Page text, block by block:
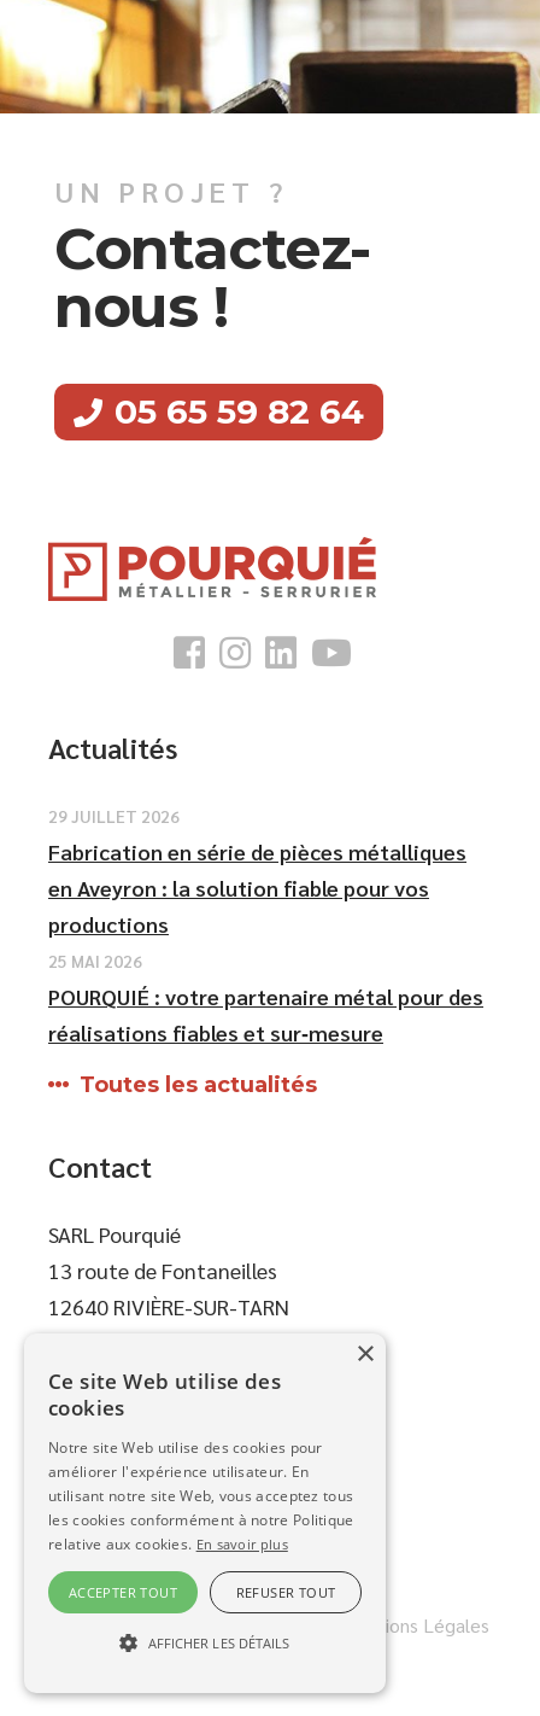
UN PROJET ?
Contactez-
nous !
05 65 59 82 64
Actualités
29 JUILLET 2026
Fabrication en série de pièces métalliques
en Aveyron : la solution fiable pour vos
productions
25 MAI 2026
POURQUIÉ : votre partenaire métal pour des
réalisations fiables et sur‑mesure
Toutes les actualités
Contact
SARL Pourquié
13 route de Fontaneilles
12640 RIVIÈRE-SUR-TARN
05 65 59 82 64
Marques partenaires
Mentions Légales
Connexion
×
Ce site Web utilise des
cookies
Notre site Web utilise des cookies pour
améliorer l'expérience utilisateur. En
utilisant notre site Web, vous acceptez tous
les cookies conformément à notre Politique
relative aux cookies. En savoir plus
ACCEPTER TOUT REFUSER TOUT
AFFICHER LES DÉTAILS